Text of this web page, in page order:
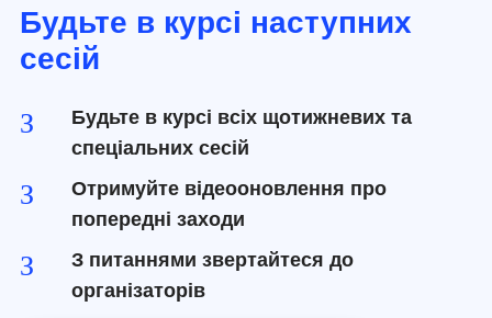
Будьте в курсі наступних
сесій
З
Будьте в курсі всіх щотижневих та
спеціальних сесій
З
Отримуйте відеооновлення про
попередні заходи
З
З питаннями звертайтеся до
організаторів